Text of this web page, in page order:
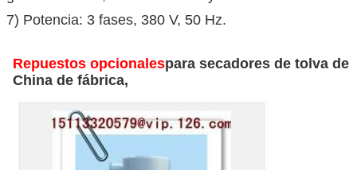
7) Potencia: 3 fases, 380 V, 50 Hz.
Repuestos opcionalespara secadores de tolva de
China de fábrica,